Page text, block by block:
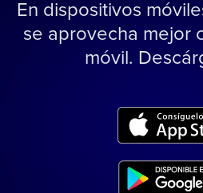
En dispositivos
se aprovecha mejor
móvil.